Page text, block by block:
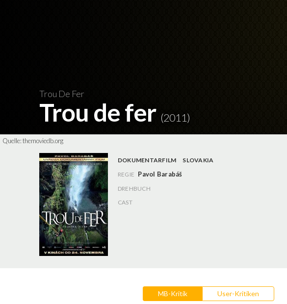
Trou De Fer
Trou de fer (2011)
Quelle:themoviedb.org
DOKUMENTARFILM
SLOVAKIA
REGIE Pavol Barabáš
DREHBUCH
CAST
MB-Kritik User-Kritiken